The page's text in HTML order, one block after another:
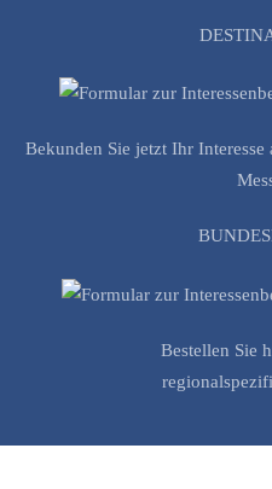
Bekunden Sie jetzt Ihr
Bestellen Sie